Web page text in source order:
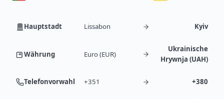
Hauptstadt Lissabon Kyiv
Währung Euro (EUR)
Ukrainische
Hrywnja (UAH)
Telefonvorwahl +351 +380